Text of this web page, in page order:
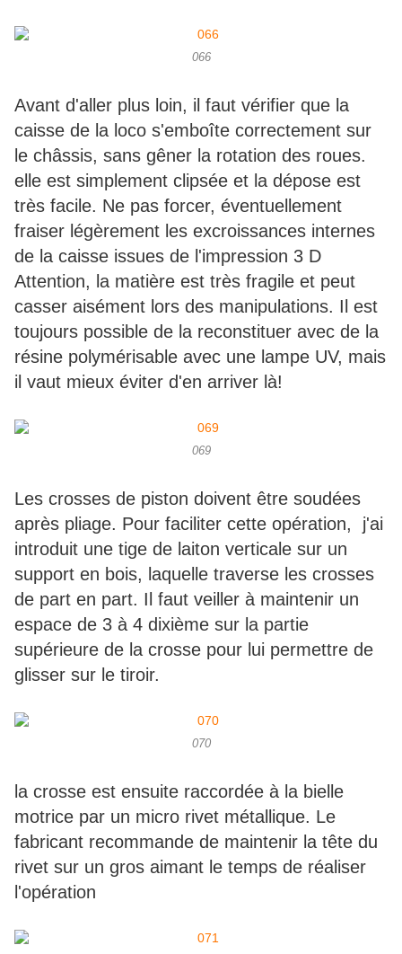
066
Avant d'aller plus loin, il faut vérifier que la
caisse de la loco s'emboîte correctement sur
le châssis, sans gêner la rotation des roues.
elle est simplement clipsée et la dépose est
très facile. Ne pas forcer, éventuellement
fraiser légèrement les excroissances internes
de la caisse issues de l'impression 3 D
Attention, la matière est très fragile et peut
casser aisément lors des manipulations. Il est
toujours possible de la reconstituer avec de la
résine polymérisable avec une lampe UV, mais
il vaut mieux éviter d'en arriver là!
069
Les crosses de piston doivent être soudées
après pliage. Pour faciliter cette opération, j'ai
introduit une tige de laiton verticale sur un
support en bois, laquelle traverse les crosses
de part en part. Il faut veiller à maintenir un
espace de 3 à 4 dixième sur la partie
supérieure de la crosse pour lui permettre de
glisser sur le tiroir.
070
la crosse est ensuite raccordée à la bielle
motrice par un micro rivet métallique. Le
fabricant recommande de maintenir la tête du
rivet sur un gros aimant le temps de réaliser
l'opération